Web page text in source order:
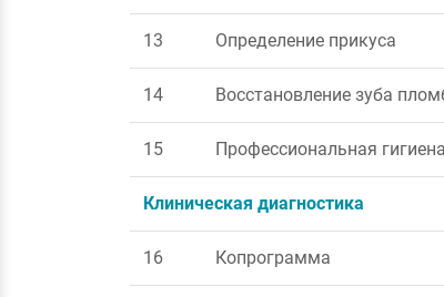
13 Определение прикуса
14 Восстановление зуба
15 Профессиональная
Клиническая диагностика
16 Копрограмма